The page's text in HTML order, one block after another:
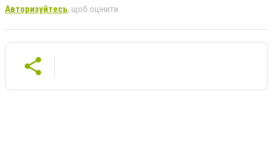
Авторизуйтесь, щоб оцінити